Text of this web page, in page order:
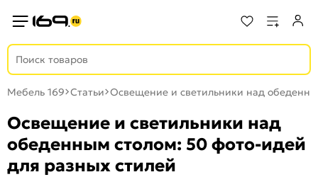
Мебель 169 Статьи Освещение и светильники над
Освещение и светильники над
обеденным столом: 50 фото-идей
для разных стилей